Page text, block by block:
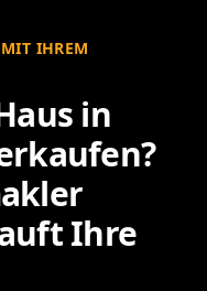
IHREM
in
Ihre